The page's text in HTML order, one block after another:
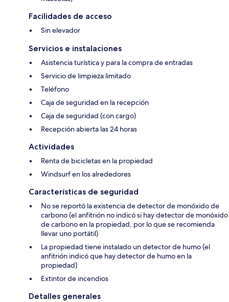
Facilidades de acceso
Sin elevador
Servicios e instalaciones
Asistencia turística y para la compra de entradas
Servicio de limpieza limitado
Teléfono
Caja de seguridad en la recepción
Caja de seguridad (con cargo)
Recepción abierta las 24 horas
Actividades
Renta de bicicletas en la propiedad
Windsurf en los alrededores
Características de seguridad
No se reportó la existencia de detector de monóxido de
carbono (el anfitrión no indicó si hay detector de monóxido
de carbono en la propiedad, por lo que se recomienda
llevar uno portátil)
La propiedad tiene instalado un detector de humo (el
anfitrión indicó que hay detector de humo en la
propiedad)
Extintor de incendios
Detalles generales